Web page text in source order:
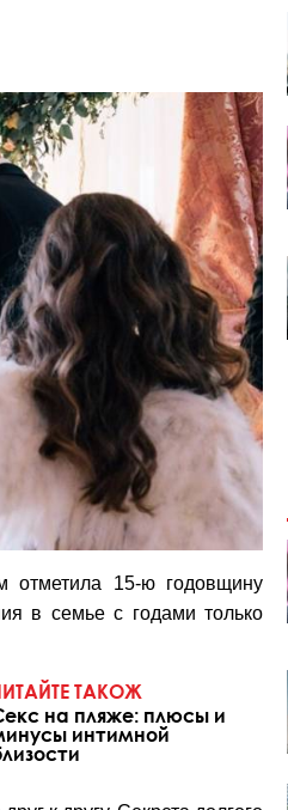
отметила 15-ю годовщину
в семье с годами только
ТАКОЖ
на пляже: плюсы и
интимной